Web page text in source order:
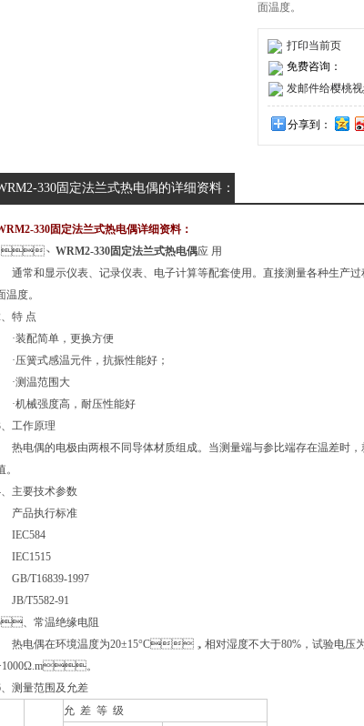
面温度。
打印当前页
免费咨询：
发邮件给樱桃视
分享到：
330固定法兰式热电偶的详细资料：
330固定法兰式热电偶详细资料：
、 WRM2-330固定法兰式热电偶应 用
常和显示仪表、记录仪表、电子计算等配套使用。直接测量各种生产
温度。
、 特 点
配简单，更换方便
簧式感温元件，抗振性能好；
测温范围大
械强度高，耐压性能好
、 工作原理
电偶的电极由两根不同导体材质组成。当测量端与参比端存在温差时
。
、 主要技术参数
品执行标准
T16839-1997
T5582-91
、 常温绝缘电阻
电偶在环境温度为20±15°C，相对湿度不大于80%，试验电压
。
测量范围及允差
允 差 等 级